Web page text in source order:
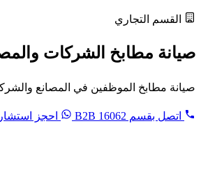
القسم التجاري
صيانة مطابخ الشركات
صيانة مطابخ الموظفين في المصانع
اتصل بقسم B2B 16062 احجز